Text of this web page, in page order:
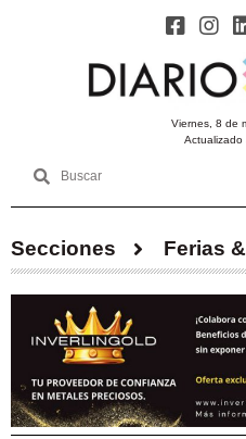
viernes, 8 de
Secciones Ferias